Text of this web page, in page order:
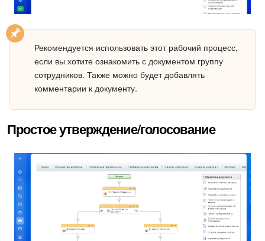
Рекомендуется использовать этот рабочий процесс,
если вы хотите ознакомить с документом группу
сотрудников. Также можно будет добавлять
комментарии к документу.
Простое утверждение/голосование